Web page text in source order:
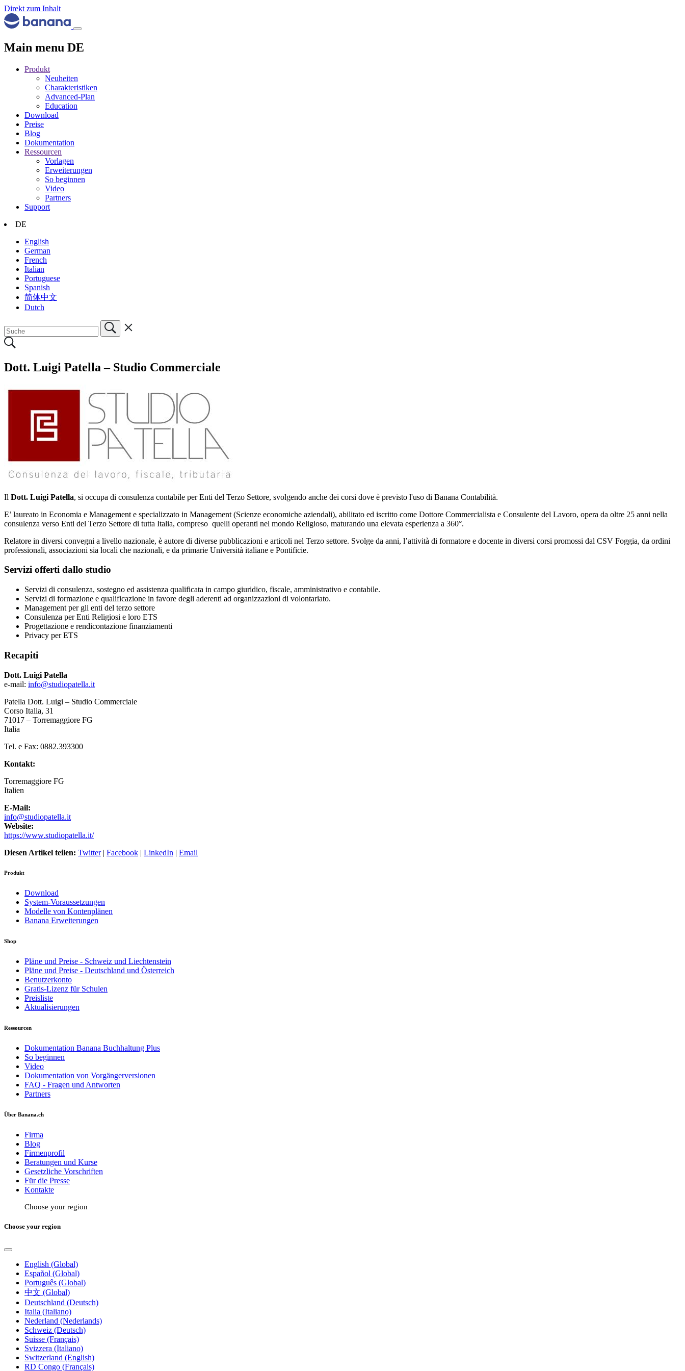
Direkt zum Inhalt
Main menu DE
Produkt
Neuheiten
Charakteristiken
Advanced-Plan
Education
Download
Preise
Blog
Dokumentation
Ressourcen
Vorlagen
Erweiterungen
So beginnen
Video
Partners
Support
DE
English
German
French
Italian
Portuguese
Spanish
简体中文
Dutch
Dott. Luigi Patella – Studio Commerciale
Il Dott. Luigi Patella, si occupa di consulenza contabile per Enti del Terzo Settore, svolgendo anche dei corsi dove è previsto l'uso di Banana Contabilità.
E’ laureato in Economia e Management e specializzato in Management (Scienze economiche aziendali), abilitato ed iscritto come Dottore Commercialista e Consulente del Lavoro, opera da oltre 25 anni nella
consulenza verso Enti del Terzo Settore di tutta Italia, compreso quelli operanti nel mondo Religioso, maturando una elevata esperienza a 360°.
Relatore in diversi convegni a livello nazionale, è autore di diverse pubblicazioni e articoli nel Terzo settore. Svolge da anni, l’attività di formatore e docente in diversi corsi promossi dal CSV Foggia, da ordini
professionali, associazioni sia locali che nazionali, e da primarie Università italiane e Pontificie.
Servizi offerti dallo studio
Servizi di consulenza, sostegno ed assistenza qualificata in campo giuridico, fiscale, amministrativo e contabile.
Servizi di formazione e qualificazione in favore degli aderenti ad organizzazioni di volontariato.
Management per gli enti del terzo settore
Consulenza per Enti Religiosi e loro ETS
Progettazione e rendicontazione finanziamenti
Privacy per ETS
Recapiti
Dott. Luigi Patella
e-mail: info@studiopatella.it
Patella Dott. Luigi – Studio Commerciale
Corso Italia, 31
71017 – Torremaggiore FG
Italia
Tel. e Fax: 0882.393300
Kontakt:
Torremaggiore FG
Italien
E-Mail:
info@studiopatella.it
Website:
https://www.studiopatella.it/
Diesen Artikel teilen: Twitter| Facebook | LinkedIn | Email
Produkt
Download
System-Voraussetzungen
Modelle von Kontenplänen
Banana Erweiterungen
Shop
Pläne und Preise - Schweiz und Liechtenstein
Pläne und Preise - Deutschland und Österreich
Benutzerkonto
Gratis-Lizenz für Schulen
Preisliste
Aktualisierungen
Ressourcen
Dokumentation Banana Buchhaltung Plus
So beginnen
Video
Dokumentation von Vorgängerversionen
FAQ - Fragen und Antworten
Partners
Über Banana.ch
Firma
Blog
Firmenprofil
Beratungen und Kurse
Gesetzliche Vorschriften
Für die Presse
Kontakte
Choose your region
Choose your region
English (Global)
Español (Global)
Português (Global)
中文 (Global)
Deutschland (Deutsch)
Italia (Italiano)
Nederland (Nederlands)
Schweiz (Deutsch)
Suisse (Français)
Svizzera (Italiano)
Switzerland (English)
RD Congo (Français)